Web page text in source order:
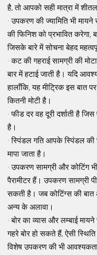
है, तो आपको सही मात्रा में
· उपकरण की ज्यामिति भी
की फिनिश को प्रभावित करेगा,
जिसके बारे में सोचना बेहद
· कट की गहराई सामग्री की
बार में हटाई जाती है। यदि
हालाँकि, यह मीट्रिक इस बात
कितनी मोटी है।
· फीड दर वह दूरी दर्शाती है
है।
· स्पिंडल गति आपके स्पिंडल की
मापा जाता है।
· उपकरण सामग्री और कोटिंग
पैरामीटर हैं। उपकरण सामग्री
सकती है। जब कोटिंग्स की बात
अन्य के अलावा।
· बोर का व्यास और लम्बाई
गहरे बोर हो सकते हैं, ऐसी
विशेष उपकरण की भी आवश्यकता